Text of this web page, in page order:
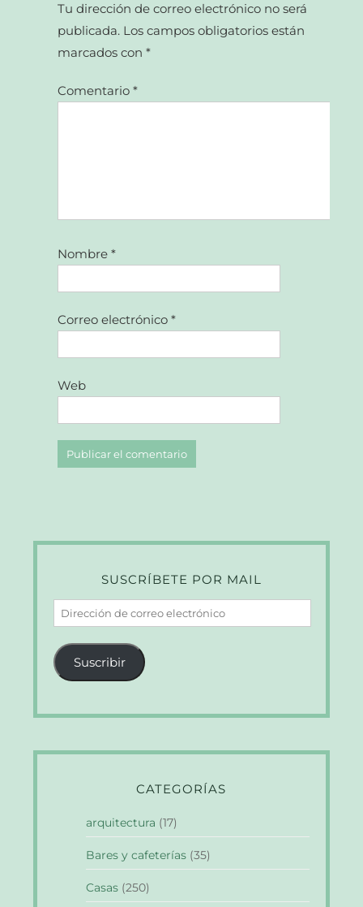
Tu dirección de correo electrónico no será
publicada. Los campos obligatorios están
marcados con*
Comentario*
Nombre*
Correo electrónico*
Web
SUSCRÍBETE POR MAIL
Dirección
de
correo
electrónico
Suscribir
CATEGORÍAS
arquitectura (17)
Bares y cafeterías (35)
Casas (250)